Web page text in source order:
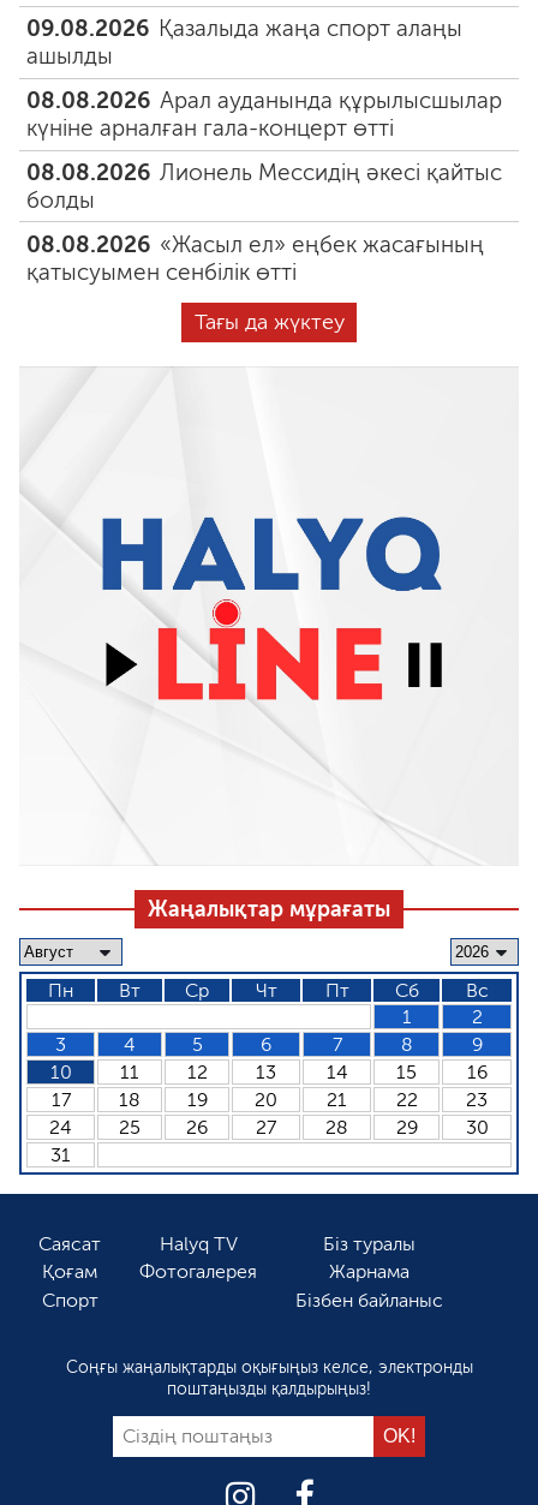
09.08.2026 Қазалыда жаңа спорт алаңы
ашылды
08.08.2026 Арал ауданында құрылысшылар
күніне арналған гала-концерт өтті
08.08.2026 Лионель Мессидің әкесі қайтыс
болды
08.08.2026 «Жасыл ел» еңбек жасағының
қатысуымен сенбілік өтті
Тағы да жүктеу
Жаңалықтар мұрағаты
Пн Вт Ср Чт Пт Сб
Вс
1
2
3
4 5 6 7 8
9
10
11 12 13 14 15
16
17
18 19 20 21 22
23
24
25 26 27 28 29
30
31
Саясат
Қоғам
Спорт
Halyq TV
Фотогалерея
Біз туралы
Жарнама
Бізбен байланыс
Соңғы жаңалықтарды оқығыңыз келсе, электронды
поштаңызды қалдырыңыз!